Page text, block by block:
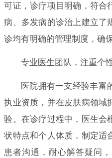
可证，诊疗项目明确，符合
病、多发病的诊治上建立了
诊均有明确的管理制度，确
专业医生团队，注重个
医院拥有一支经验丰富
执业资质，并在皮肤病领域
验。在诊疗过程中，医生会
状特点和个人体质，制定适
患者沟通，耐心解答疑问